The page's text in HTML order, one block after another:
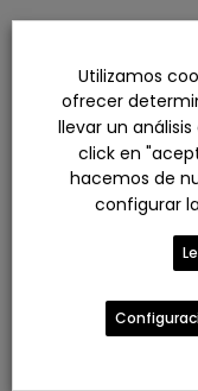
agosto 2026
julio 2026
junio 2026
mayo 2026
abril 2026
marzo 2026
noviembre 2025
octubre 2025
Utilizamos
ofrecer
llevar un
click en
hacemos de
configurar